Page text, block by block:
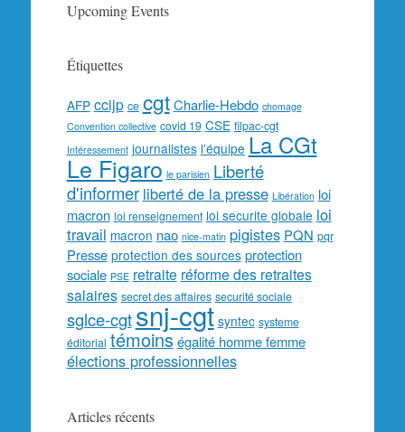
Upcoming Events
Étiquettes
AFP ccijp ce cgt Charlie-Hebdo chomage
Convention collective covid 19 CSE filpac-cgt
Intéressement journalistes l'équipe La CGt
Le Figaro le parisien Liberté
d'informer liberté de la presse Libération loi
macron loi renseignement loi securite globale loi
travail macron nao nice-matin pigistes PQN pqr
Presse protection des sources protection
sociale PSE retraite réforme des retraites
salaires secret des affaires securité sociale
sglce-cgtsnj-cgt syntec systeme
éditorial témoins égalité homme femme
élections professionnelles
Articles récents